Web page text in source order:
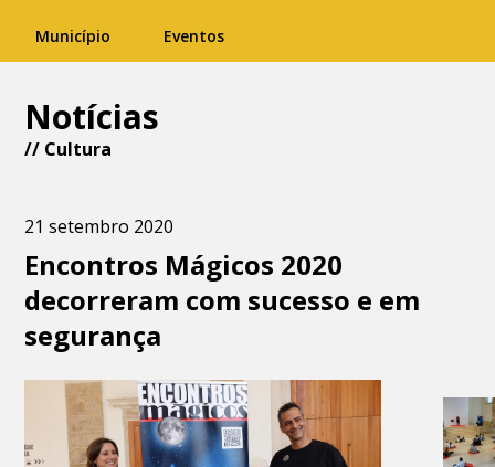
Município Eventos
Notícias
// Cultura
21 setembro 2020
Encontros Mágicos 2020
decorreram com sucesso e em
segurança